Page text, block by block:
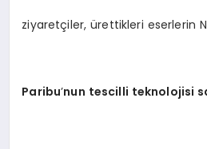
ziyaretçiler, ürettikleri eserlerin
Paribu’nun tescilli teknolojisi